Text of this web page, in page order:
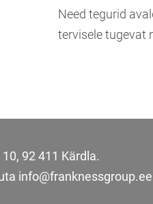
Need tegurid
tervisele tugevat
92 411 Kärdla.
info@franknessgroup.ee